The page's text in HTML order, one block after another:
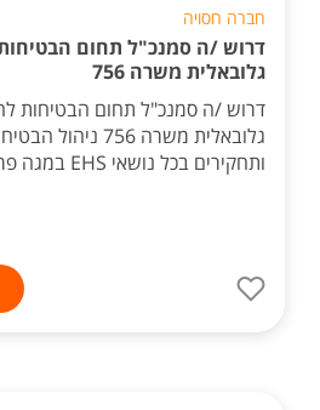
חברה חסויה
דרוש /ה סמנכ"ל תחום
גלובאלית משרה 756
דרוש /ה סמנכ"ל תחום הבטיחות
גלובאלית משרה 756
ותחקירים בכל נושאי EHS במגה פרויקטים בתע...